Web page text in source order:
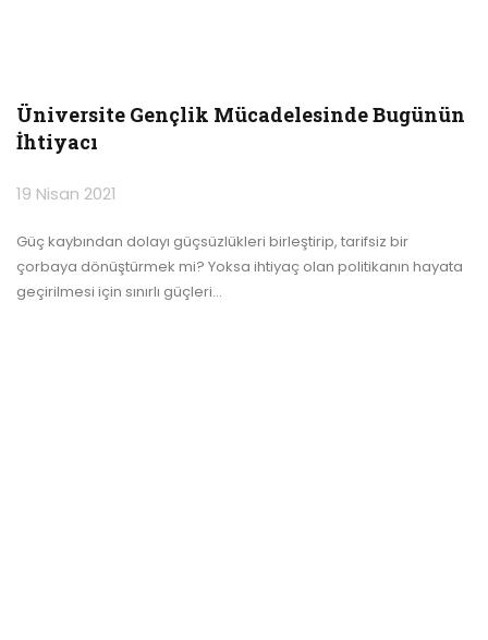
Üniversite Gençlik Mücadelesinde Bugünün
İhtiyacı
19 Nisan 2021
Güç kaybından dolayı güçsüzlükleri birleştirip, tarifsiz bir
çorbaya dönüştürmek mi? Yoksa ihtiyaç olan politikanın hayata
geçirilmesi için sınırlı güçleri…